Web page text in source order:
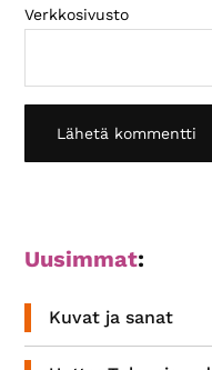
Verkkosivusto
Ensisijainen
Uusimmat:
Kuvat ja sanat